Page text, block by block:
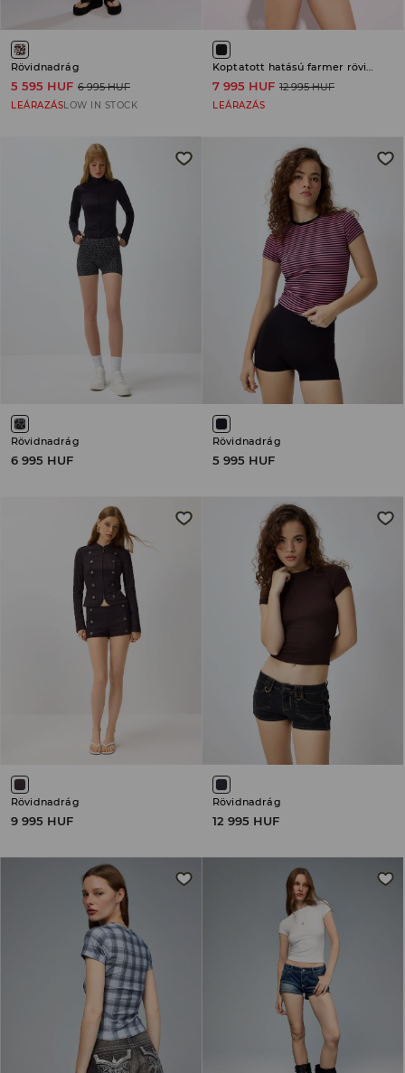
Rövidnadrág
5 595 HUF 6 995 HUF
LEÁRAZÁSLOW IN STOCK
7 995 HUF 12 995 HUF
LEÁRAZÁS
Rövidnadrág
6 995 HUF
Rövidnadrág
5 995 HUF
Rövidnadrág
9 995 HUF
Rövidnadrág
12 995 HUF